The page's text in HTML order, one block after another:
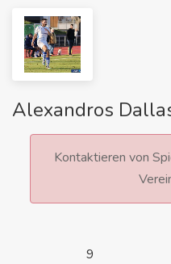
Alexandros
Kontaktieren von
9